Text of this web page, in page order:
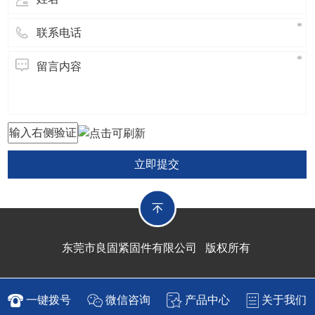
立即提交
东莞市良固紧固件有限公司 版权所有
一键拨号 微信咨询 产品中心 关于我们